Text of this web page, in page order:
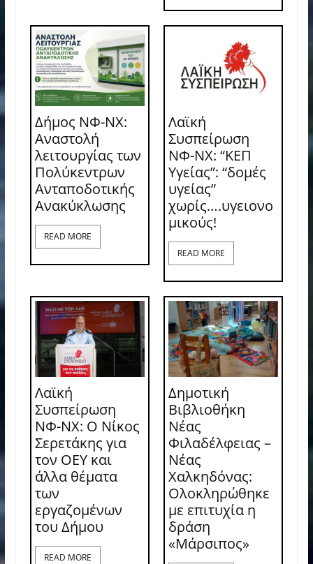
Δήμος ΝΦ-ΝΧ:
Αναστολή
λειτουργίας των
Πολύκεντρων
Ανταποδοτικής
Ανακύκλωσης
READ MORE
Λαϊκή
Συσπείρωση
ΝΦ-ΝΧ: “ΚΕΠ
Υγείας”: “δομές
υγείας”
χωρίς….υγειονο
μικούς!
READ MORE
Λαϊκή
Συσπείρωση
ΝΦ-ΝΧ: O Νίκος
Σερετάκης για
τον ΟΕΥ και
άλλα θέματα
των
εργαζομένων
του Δήμου
READ MORE
Δημοτική
Βιβλιοθήκη
Νέας
Φιλαδέλφειας –
Νέας
Χαλκηδόνας:
Ολοκληρώθηκε
με επιτυχία η
δράση
«Μάρσιπος»